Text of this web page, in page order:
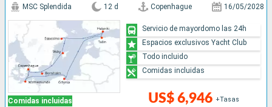
Comidas incluidas
MSC Splendida 12 d Copenhague 16/05/2028
US$ 6,946 +Tasas
Servicio de mayordomo las 24h
Espacios exclusivos Yacht Club
Todo incluido
Comidas incluidas